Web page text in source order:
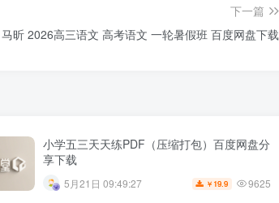
下一篇
马昕 2026高三语文 高考语文 一轮暑假班 百度网盘下载
小学五三天天练PDF（压缩打包）百度网盘分
享下载
5月21日 09:49:27 ￥ 19.9 9625